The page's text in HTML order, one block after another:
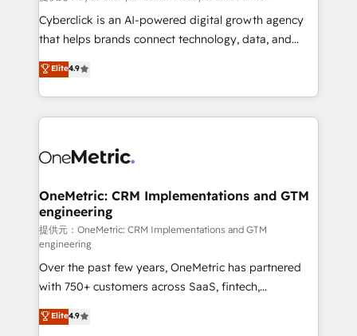
Cyberclick is an AI-powered digital growth agency
that helps brands connect technology, data, and
creativity to achieve measurable results. Founded in
Barcelona and operating across Spain, LATAM, and
the UK, we support global companies in building
smarter marketing, sales, and customer success
Iberia (Spain & Portugal), we combine human insight
growth. Our multidisciplinary team designs solutions
that simplify complexity, boost performance, and
turn innovation into real impact. 🌍 Highlights •
HubSpot Partner since 2012 • 2022 EMEA Impact
Award: Best Integration • 150+ successful HubSpot
projects • Clients in 30+ industries • Proprietary
technology for integrations • Multilingual team:
English, Spanish, Portuguese & Italian 👉 Grow
Elite4.9
OneMetric: CRM Implementations and GTM
engineering
提供元：OneMetric: CRM Implementations and GTM
engineering
Over the past few years, OneMetric has partnered
with 750+ customers across SaaS, fintech,
healthcare, real estate, and other industries. With
150+ HubSpot-certified experts, we deliver scalable
Elite4.9